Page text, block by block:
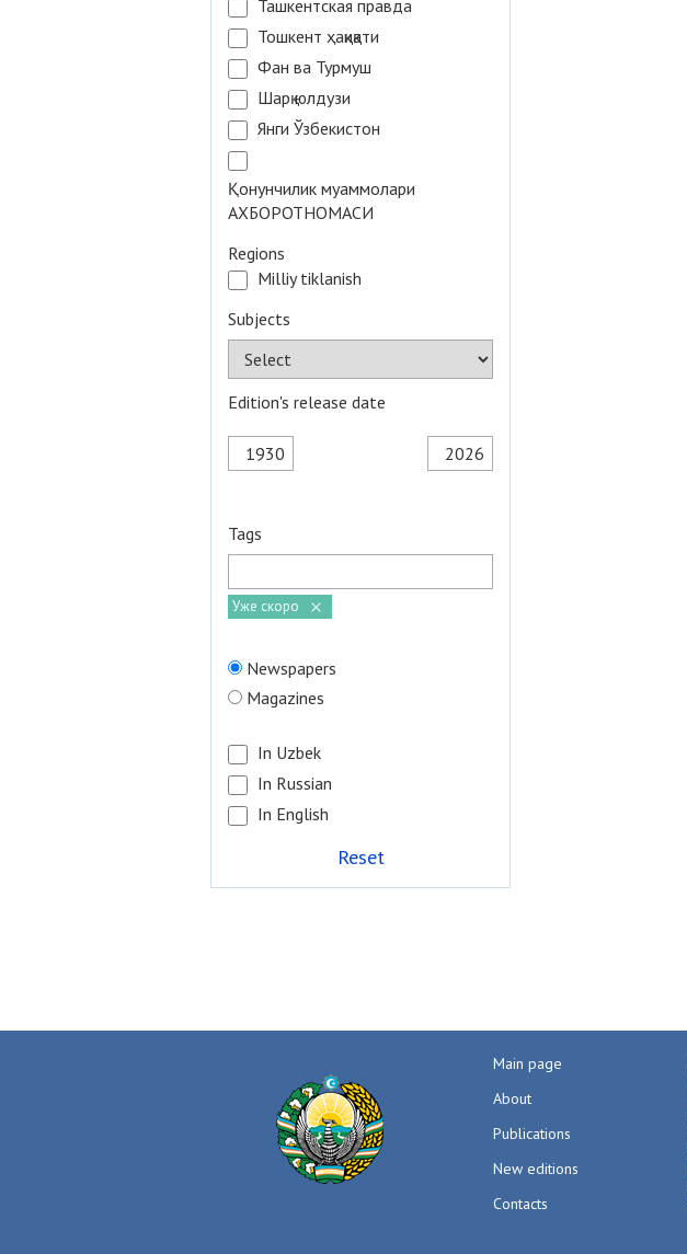
Ташкентская правда
Тошкент ҳақиқати
Фан ва Турмуш
Шарқ юлдузи
Янги Ўзбекистон
Қонунчилик муаммолари
АХБОРОТНОМАСИ
Regions
Milliy tiklanish
Subjects
Edition's release date
Tags
Уже скоро
Newspapers
Magazines
In Uzbek
In Russian
In English
Reset
Main page
About
Publications
New editions
Contacts